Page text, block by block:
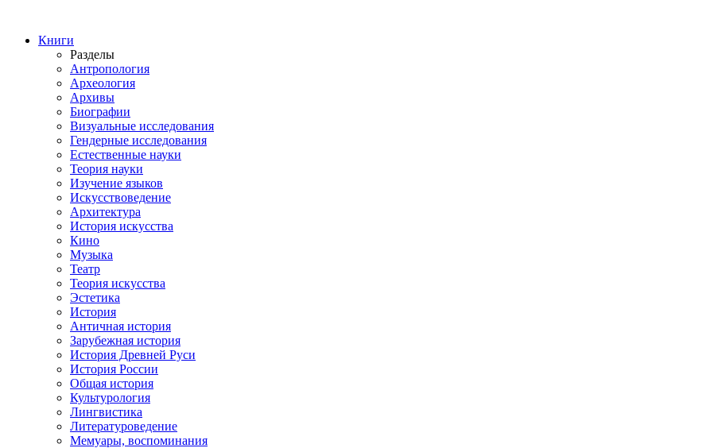
Книги
Разделы
Антропология
Археология
Архивы
Биографии
Визуальные исследования
Гендерные исследования
Естественные науки
Теория науки
Изучение языков
Искусствоведение
Архитектура
История искусства
Кино
Музыка
Театр
Теория искусства
Эстетика
История
Античная история
Зарубежная история
История Древней Руси
История России
Общая история
Культурология
Лингвистика
Литературоведение
Мемуары, воспоминания